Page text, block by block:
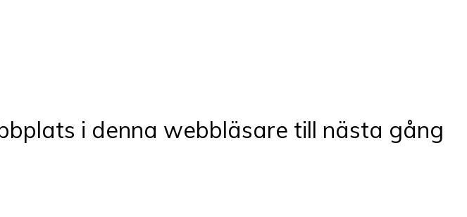
i denna webbläsare till nästa gång